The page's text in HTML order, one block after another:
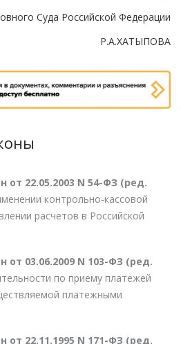
Суда Российской Федерации
Р.А.ХАТЫПОВА
от 22.05.2003 N 54-ФЗ (ред.
контрольно-кассовой
расчетов в Российской
03.06.2009 N 103-ФЗ (ред.
по приему платежей
платежными
22.11.1995 N 171-ФЗ (ред.